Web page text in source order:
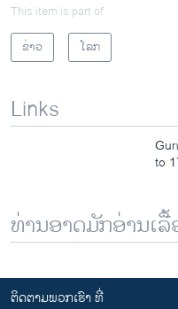
This item is part of
ຂ່າວ
ໂລກ
Links
to
ທ່ານອາດມັກອ່ານເ
ຕິດຕາມພວກເຮົາ ທີ່